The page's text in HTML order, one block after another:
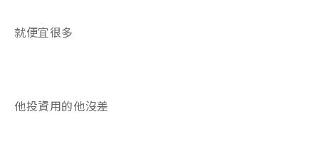
就便宜很多
他投資用的他沒差